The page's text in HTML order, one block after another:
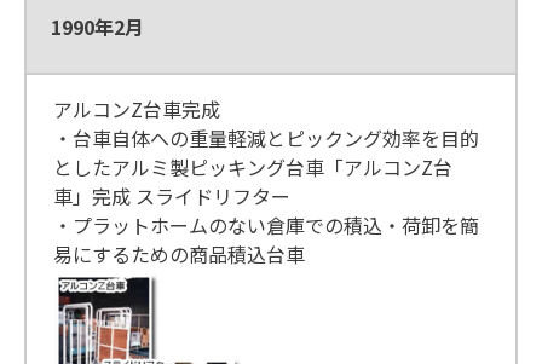
1990年2月
アルコンZ台車完成
・台車自体への重量軽減とピックング効率を目的
としたアルミ製ピッキング台車「アルコンZ台
車」完成 スライドリフター
・プラットホームのない倉庫での積込・荷卸を簡
易にするための商品積込台車